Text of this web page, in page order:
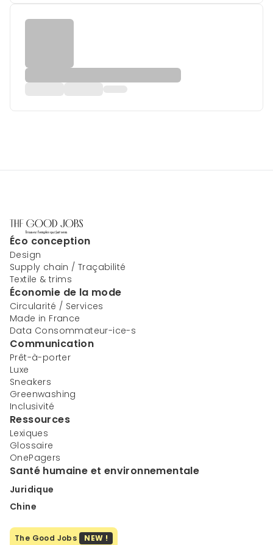
Éco conception
Design
Supply chain / Traçabilité
Textile & trims
Économie de la mode
Circularité / Services
Made in France
Data Consommateur-ice-s
Communication
Prêt-à-porter
Luxe
Sneakers
Greenwashing
Inclusivité
Ressources
Lexiques
Glossaire
OnePagers
Santé humaine et environnementale
Juridique
Chine
The Good Jobs NEW !